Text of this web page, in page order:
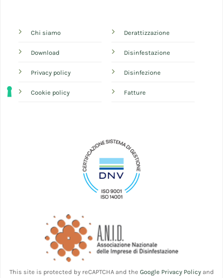
Chi siamo
Download
Privacy policy
Cookie policy
Derattizzazione
Disinfestazione
Disinfezione
Fatture
This site is protected by reCAPTCHA and the Google Privacy Policyand